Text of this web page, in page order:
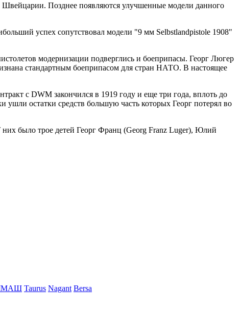
Позднее появляются улучшенные модели данного
успех сопутствовал модели "9 мм Selbstlandpistole 1908"
модернизации подверглись и боеприпасы. Георг Люгер
стандартным боеприпасом для стран НАТО. В настоящее
с DWM закончился в 1919 году и еще три года, вплоть до
остатки средств большую часть которых Георг потерял во
них было трое детей Георг Франц (Georg Franz Luger), Юлий
Taurus Nagant Bersa